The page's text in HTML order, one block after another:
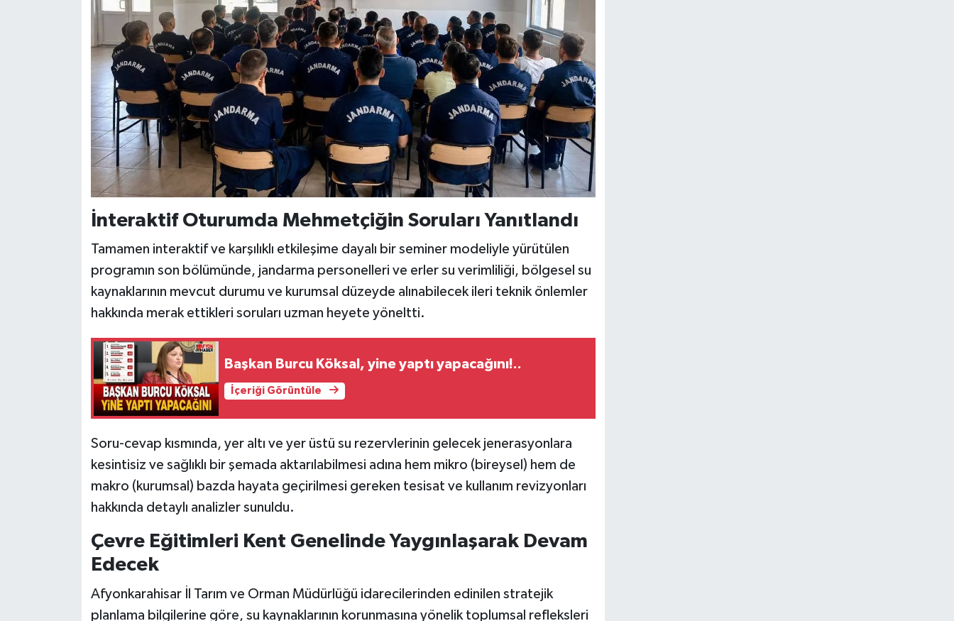
İnteraktif Oturumda Mehmetçiğin Soruları Yanıtlandı
Tamamen interaktif ve karşılıklı etkileşime dayalı bir seminer modeliyle yürütülen
programın son bölümünde, jandarma personelleri ve erler su verimliliği, bölgesel su
kaynaklarının mevcut durumu ve kurumsal düzeyde alınabilecek ileri teknik önlemler
hakkında merak ettikleri soruları uzman heyete yöneltti.
Başkan Burcu Köksal, yine yaptı yapacağını!..
İçeriği Görüntüle
Soru-cevap kısmında, yer altı ve yer üstü su rezervlerinin gelecek jenerasyonlara
kesintisiz ve sağlıklı bir şemada aktarılabilmesi adına hem mikro (bireysel) hem de
makro (kurumsal) bazda hayata geçirilmesi gereken tesisat ve kullanım revizyonları
hakkında detaylı analizler sunuldu.
Çevre Eğitimleri Kent Genelinde Yaygınlaşarak Devam
Edecek
Afyonkarahisar İl Tarım ve Orman Müdürlüğü idarecilerinden edinilen stratejik
planlama bilgilerine göre, su kaynaklarının korunmasına yönelik toplumsal refleksleri